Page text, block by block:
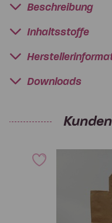
Beschreibung
Inhaltsstoffe
Downloads